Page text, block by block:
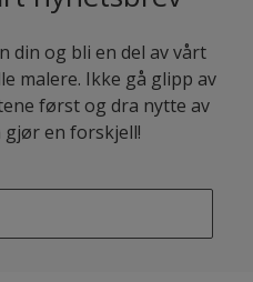
din og bli en del av vårt
malere. Ikke gå glipp av
først og dra nytte av
en forskjell!